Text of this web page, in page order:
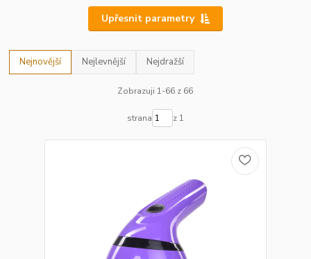
Upřesnit parametry
Nejnovější Nejlevnější Nejdražší
Zobrazuji 1-66 z 66
strana z 1